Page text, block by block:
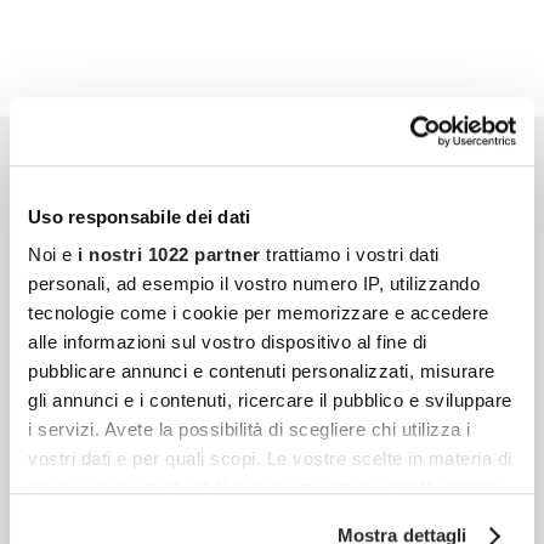
Uso responsabile dei dati
Noi e i nostri 1022 partner trattiamo i vostri dati
personali, ad esempio il vostro numero IP, utilizzando
tecnologie come i cookie per memorizzare e accedere
alle informazioni sul vostro dispositivo al fine di
pubblicare annunci e contenuti personalizzati, misurare
gli annunci e i contenuti, ricercare il pubblico e sviluppare
i servizi. Avete la possibilità di scegliere chi utilizza i
vostri dati e per quali scopi. Le vostre scelte in materia di
Mostra dettagli